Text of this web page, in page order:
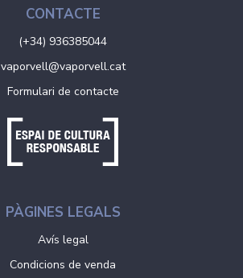
CONTACTE
(+34) 936385044
vaporvell@vaporvell.cat
Formulari de contacte
PÀGINES LEGALS
Avís legal
Condicions de venda